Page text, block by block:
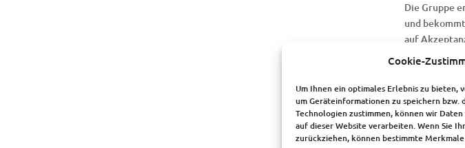
Cookie-
Um Ihnen ein optimales Erlebnis zu bieten,
um Geräteinformationen zu speichern bzw.
Technologien zustimmen, können wir
auf dieser Website verarbeiten. Wenn Sie
zurückziehen, können bestimmte
Die Gruppe
und
auf
d)
Der
mitreden.